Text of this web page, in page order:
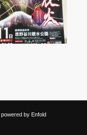
powered by Enfold